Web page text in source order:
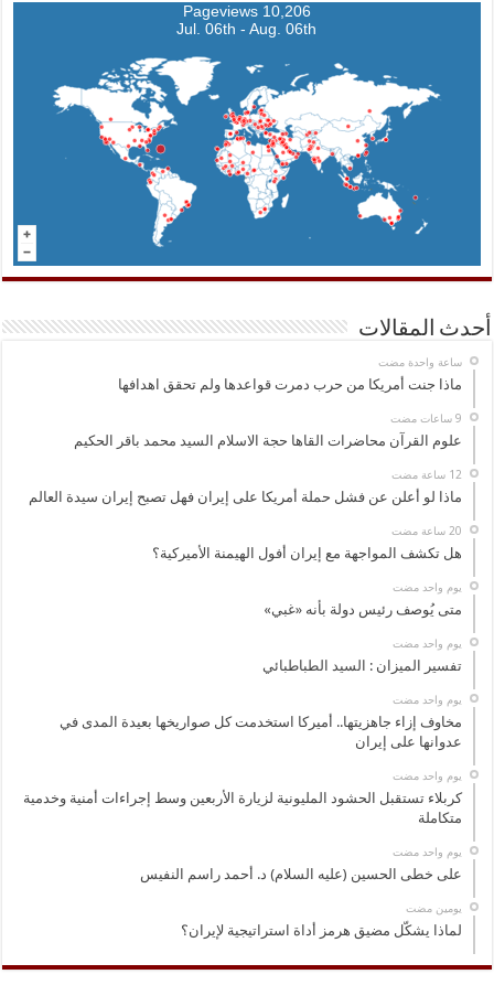
10,206 Pageviews
Jul. 06th - Aug. 06th
أحدث المقالات
‏ساعة واحدة مضت
ماذا جنت أمريكا من حرب دمرت قواعدها ولم تحقق اهدافها
علوم القرآن محاضرات القاها حجة الاسلام السيد محمد باقر الحكيم
ماذا لو أعلن عن فشل حملة أمريكا على إيران فهل تصبح إيران سيدة العالم
هل تكشف المواجهة مع إيران أفول الهيمنة الأميركية؟
‏يوم واحد مضت
متى يُوصف رئيس دولة بأنه «غبي»
‏يوم واحد مضت
تفسير الميزان : السيد الطباطبائي
‏يوم واحد مضت
مخاوف إزاء جاهزيتها.. أميركا استخدمت كل صواريخها بعيدة المدى في
عدوانها على إيران
‏يوم واحد مضت
كربلاء تستقبل الحشود المليونية لزيارة الأربعين وسط إجراءات أمنية وخدمية
متكاملة
‏يوم واحد مضت
على خطى الحسين (عليه السلام) د. أحمد راسم النفيس
‏يومين مضت
لماذا يشكّل مضيق هرمز أداة استراتيجية لإيران؟